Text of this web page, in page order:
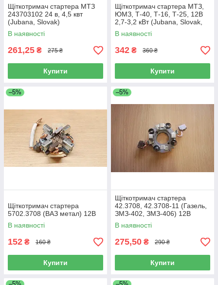
Щіткотримач стартера МТЗ
243703102 24 в, 4,5 квт
(Jubana, Slovak)
В наявності
261,25 ₴ 275 ₴
Купити
Щіткотримач стартера МТЗ,
ЮМЗ, Т-40, Т-16, Т-25, 12В
2,7-3,2 кВт (Jubana, Slovak,
Magneton
В наявності
342 ₴ 360 ₴
Купити
–5%
Щіткотримач стартера
5702.3708 (ВАЗ метал) 12В
В наявності
152 ₴ 160 ₴
Купити
–5%
Щіткотримач стартера
42.3708, 42.3708-11 (Газель,
ЗМЗ-402, ЗМЗ-406) 12В
В наявності
275,50 ₴ 290 ₴
Купити